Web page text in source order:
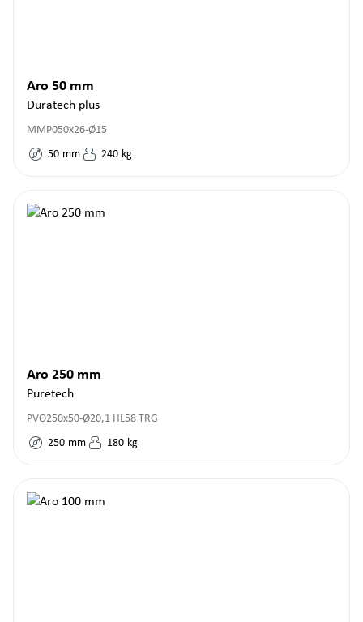
Aro 50 mm
Duratech plus
MMP050x26-Ø15
50 mm 240 kg
Aro 250 mm
Puretech
PVO250x50-Ø20,1 HL58 TRG
250 mm 180 kg